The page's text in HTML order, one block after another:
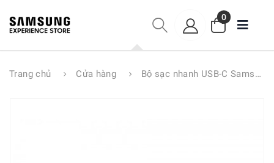
0
Trang chủ Cửa hàng Bộ sạc nhanh USB-C Samsung Travel Adapter 45W